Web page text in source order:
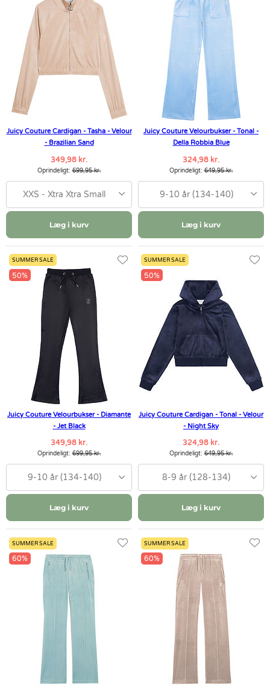
Juicy Couture Cardigan - Tasha - Velour
- Brazilian Sand
349,98 kr.
Oprindeligt:699,95 kr.
XXS - Xtra Xtra Small
Læg i kurv
Juicy Couture Velourbukser - Tonal -
Della Robbia Blue
324,98 kr.
Oprindeligt:649,95 kr.
9-10 år (134-140)
Læg i kurv
SUMMER SALE
50%
Juicy Couture Velourbukser - Diamante
- Jet Black
349,98 kr.
Oprindeligt:699,95 kr.
9-10 år (134-140)
Læg i kurv
SUMMER SALE
50%
Juicy Couture Cardigan - Tonal - Velour
- Night Sky
324,98 kr.
Oprindeligt:649,95 kr.
8-9 år (128-134)
Læg i kurv
SUMMER SALE
60%
SUMMER SALE
60%